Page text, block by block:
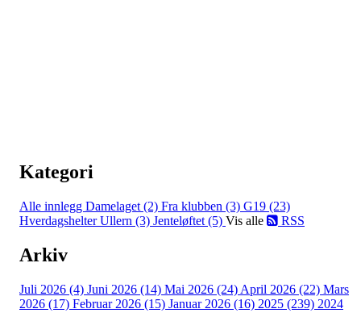
Kategori
Alle innlegg Damelaget (2) Fra klubben (3) G19 (23)
Hverdagshelter Ullern (3) Jenteløftet (5) Vis alle RSS
Arkiv
Juli 2026 (4) Juni 2026 (14) Mai 2026 (24) April 2026 (22) Mars
2026 (17) Februar 2026 (15) Januar 2026 (16) 2025 (239) 2024